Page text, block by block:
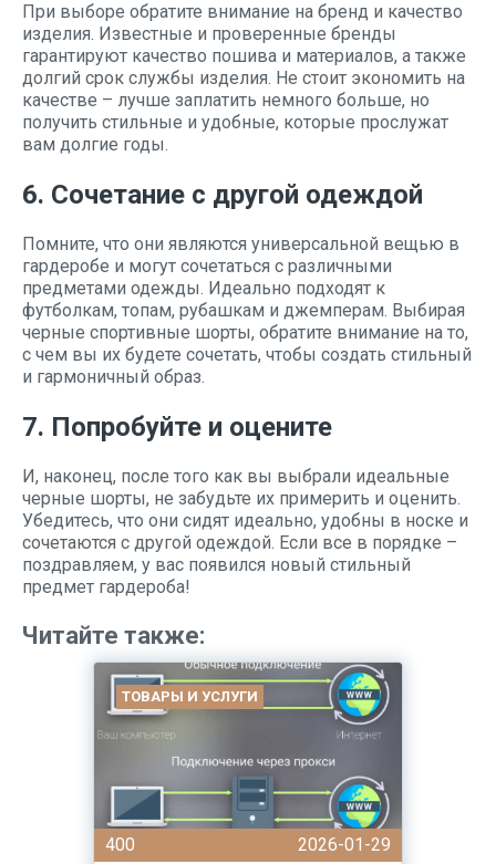
При выборе обратите внимание на бренд и качество
изделия. Известные и проверенные бренды
гарантируют качество пошива и материалов, а также
долгий срок службы изделия. Не стоит экономить на
качестве – лучше заплатить немного больше, но
получить стильные и удобные, которые прослужат
вам долгие годы.
6. Сочетание с другой одеждой
Помните, что они являются универсальной вещью в
гардеробе и могут сочетаться с различными
предметами одежды. Идеально подходят к
футболкам, топам, рубашкам и джемперам. Выбирая
черные спортивные шорты, обратите внимание на то,
с чем вы их будете сочетать, чтобы создать стильный
и гармоничный образ.
7. Попробуйте и оцените
И, наконец, после того как вы выбрали идеальные
черные шорты, не забудьте их примерить и оценить.
Убедитесь, что они сидят идеально, удобны в носке и
сочетаются с другой одеждой. Если все в порядке –
поздравляем, у вас появился новый стильный
предмет гардероба!
Читайте также:
ТОВАРЫ И УСЛУГИ
400 2026-01-29